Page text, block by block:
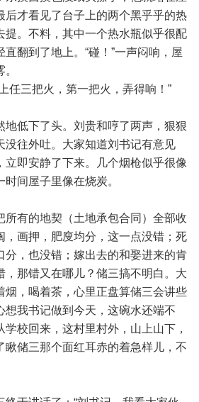
后才看见了台子上的两个黑乎乎的热
提。不料，其中一个热水瓶似乎很配
翻到了地上。“碰！”一声闷响，屋
任三把火，第一把火，弄得响！”
地低下了头。刘贵和哼了两声，狠狠
没往外吐。大家知道刘书记有意见
立即安静了下来。几个烟枪似乎很像
间屋子里像在烧炭。
所有的地契（土地承包合同）全部收
，画押，肥廋均分，这一点没错；死
分，也没错；嫁出去的和娶进来的肯
，那错又在哪儿？储三搞不明白。大
烟，喝着茶，心里正盘算储三会讲些
想我书记做到今天，这碗水还端不
校回来，这村里村外，山上山下，
瞅储三那个面红耳赤的着急样儿，不